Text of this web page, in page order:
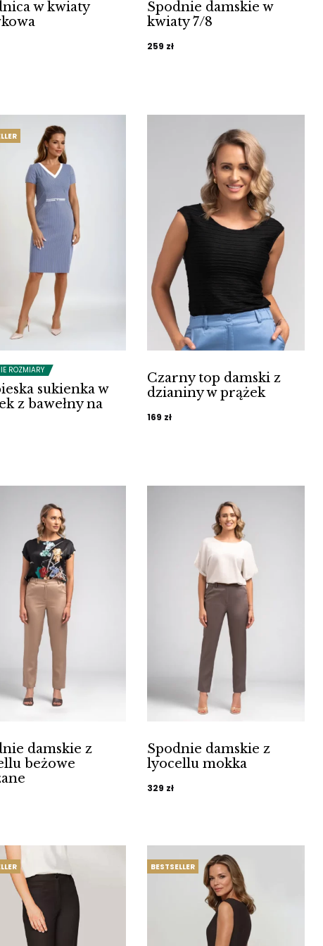
w kwiaty
Spodnie damskie w
kwiaty 7/8
259 zł
ROZMIARY
sukienka w
z bawełny na
Czarny top damski z
dzianiny w prążek
169 zł
damskie z
beżowe
Spodnie damskie z
lyocellu mokka
329 zł
BESTSELLER